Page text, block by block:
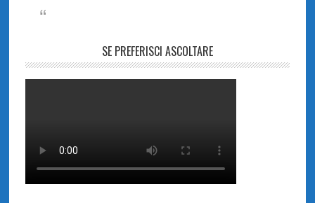
SE PREFERISCI ASCOLTARE